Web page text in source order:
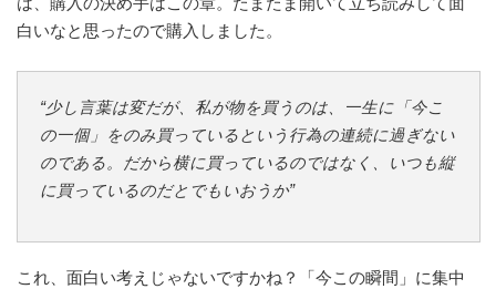
白いなと思ったので購入しました。
“少し言葉は変だが、私が物を買うのは、一生に「今こ
の一個」をのみ買っているという行為の連続に過ぎない
のである。だから横に買っているのではなく、いつも縦
に買っているのだとでもいおうか”
これ、面白い考えじゃないですかね？「今この瞬間」に集中